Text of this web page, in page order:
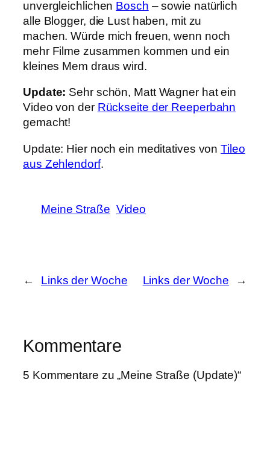
unvergleichlichen Bosch – sowie natürlich
alle Blogger, die Lust haben, mit zu
machen. Würde mich freuen, wenn noch
mehr Filme zusammen kommen und ein
kleines Mem draus wird.
Update: Sehr schön, Matt Wagner hat ein
Video von der Rückseite der Reeperbahn
gemacht!
Update: Hier noch ein meditatives vonTileo
aus Zehlendorf.
Meine Straße Video
← Links der Woche Links der Woche →
Kommentare
5 Kommentare zu „Meine Straße (Update)“